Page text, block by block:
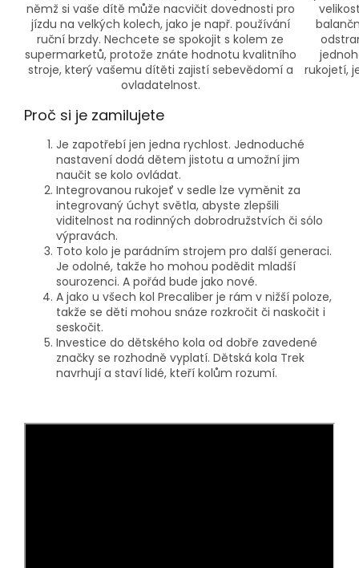
němž si vaše dítě může nacvičit dovednosti pro
jízdu na velkých kolech, jako je např. používání
ruční brzdy. Nechcete se spokojit s kolem ze
supermarketů, protože znáte hodnotu kvalitního
stroje, který vašemu dítěti zajistí sebevědomí a
ovladatelnost.
rukojetí,
Proč si je zamilujete
Je zapotřebí jen jedna rychlost. Jednoduché
nastavení dodá dětem jistotu a umožní jim
naučit se kolo ovládat.
Integrovanou rukojeť v sedle lze vyměnit za
integrovaný úchyt světla, abyste zlepšili
viditelnost na rodinných dobrodružstvích či sólo
výpravách.
Toto kolo je parádním strojem pro další generaci.
Je odolné, takže ho mohou podědit mladší
sourozenci. A pořád bude jako nové.
A jako u všech kol Precaliber je rám v nižší poloze,
takže se děti mohou snáze rozkročit či naskočit i
seskočit.
Investice do dětského kola od dobře zavedené
značky se rozhodně vyplatí. Dětská kola Trek
navrhují a staví lidé, kteří kolům rozumí.